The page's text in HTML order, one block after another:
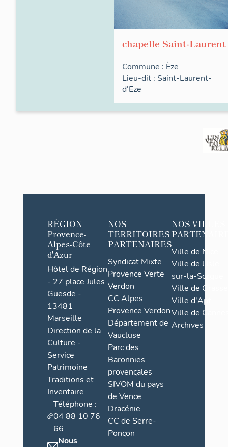
chapelle Saint-Laurent
Commune : Èze
Lieu-dit : Saint-Laurent-
d'Eze
RÉGION
Provence-
Alpes-Côte
d'Azur
Hôtel de Région
- 27 place Jules
Guesde -
13481
Marseille
Direction de la
Culture -
Service
Patrimoine
Traditions et
Inventaire
Téléphone :
04 88 10 76
66
Nous
NOS
TERRITOIRES
PARTENAIRES
Syndicat Mixte
Provence Verte
Verdon
CC Alpes
Provence Verdon
Département de
Vaucluse
Parc des
Baronnies
provençales
SIVOM du pays
de Vence
Dracénie
CC de Serre-
Ponçon
NOS VILLES
Ville de Nice
Ville de l'Isle-
sur-la-Sorgue
Ville de Grasse
Ville d'Apt
Ville de
Archives